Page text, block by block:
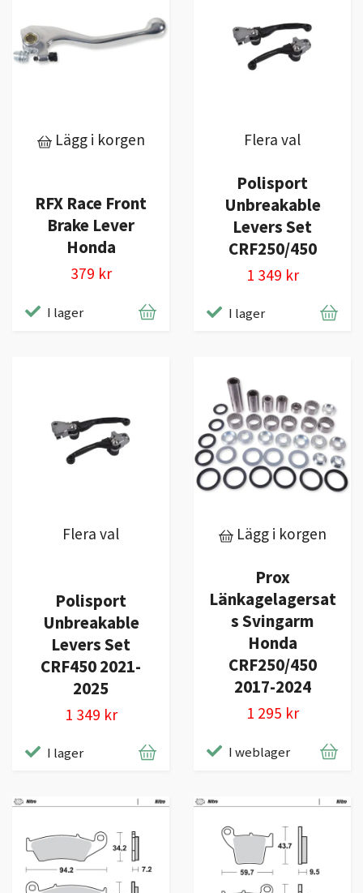
Lägg i korgen
RFX Race Front
Brake Lever
Honda
379 kr
I lager
Flera val
Polisport
Unbreakable
Levers Set
CRF250/450
1 349 kr
I lager
Flera val
Polisport
Unbreakable
Levers Set
CRF450 2021-
2025
1 349 kr
I lager
Lägg i korgen
Prox
Länkagelagersat
s Svingarm
Honda
CRF250/450
2017-2024
1 295 kr
I weblager